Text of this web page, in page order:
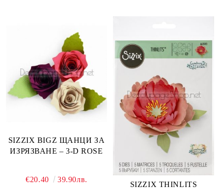
SIZZIX BIGZ ЩАНЦИ ЗА
ИЗРЯЗВАНЕ – 3-D ROSE
€20.40 39.90лв.
SIZZIX THINLITS